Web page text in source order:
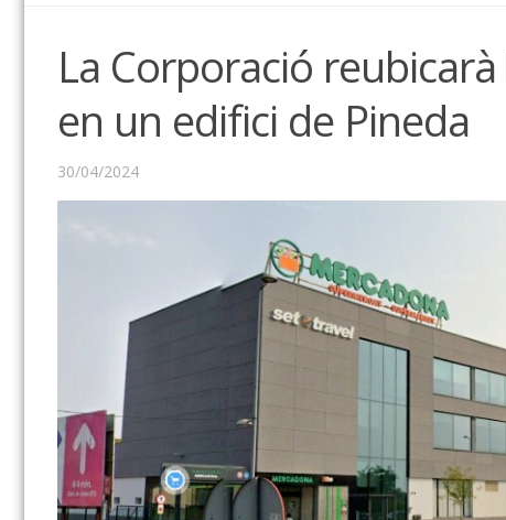
La Corporació
en un edifici de Pineda
30/04/2024